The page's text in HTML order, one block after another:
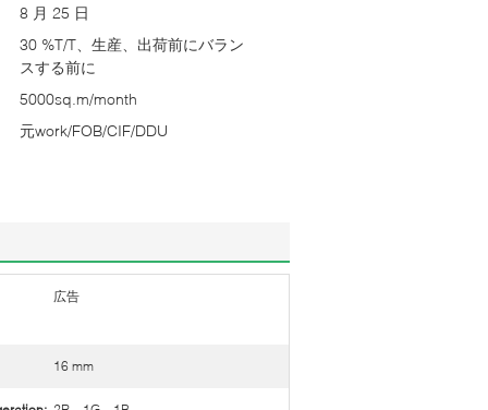
8 月 25 日
30 %T/T、生産、出荷前にバラン
スする前に
5000sq.m/month
元work/FOB/CIF/DDU
広告
16 mm